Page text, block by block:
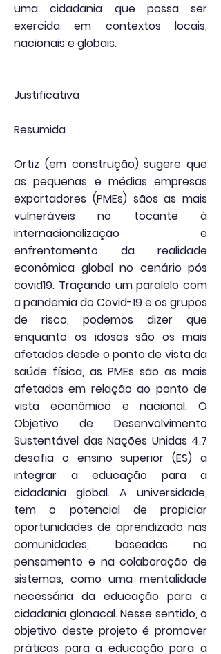
uma cidadania que possa ser
exercida em contextos locais,
nacionais e globais.
Justificativa
Resumida
Ortiz (em construção) sugere que
as pequenas e médias empresas
exportadores (PMEs) sãos as mais
vulneráveis no tocante à
internacionalização e
enfrentamento da realidade
econômica global no cenário pós
covid19. Traçando um paralelo com
a pandemia do Covid-19 e os grupos
de risco, podemos dizer que
enquanto os idosos são os mais
afetados desde o ponto de vista da
saúde física, as PMEs são as mais
afetadas em relação ao ponto de
vista econômico e nacional. O
Objetivo de Desenvolvimento
Sustentável das Nações Unidas 4.7
desafia o ensino superior (ES) a
integrar a educação para a
cidadania global. A universidade,
tem o potencial de propiciar
oportunidades de aprendizado nas
comunidades, baseadas no
pensamento e na colaboração de
sistemas, como uma mentalidade
necessária da educação para a
cidadania glonacal. Nesse sentido, o
objetivo deste projeto é promover
práticas para a educação para a